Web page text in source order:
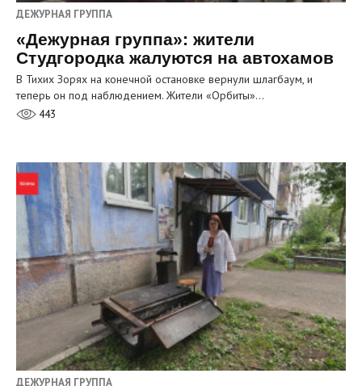
ДЕЖУРНАЯ ГРУППА
«Дежурная группа»: жители
Студгородка жалуются на автохамов
В Тихих Зорях на конечной остановке вернули шлагбаум, и
теперь он под наблюдением. Жители «Орбиты»…
443
ДЕЖУРНАЯ ГРУППА